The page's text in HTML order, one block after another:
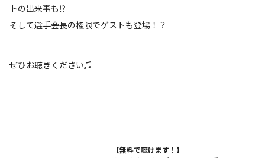
トの出来事も⁉
そして選手会長の権限でゲストも登場！？
ぜひお聴きください♫
【無料で聴けます！】